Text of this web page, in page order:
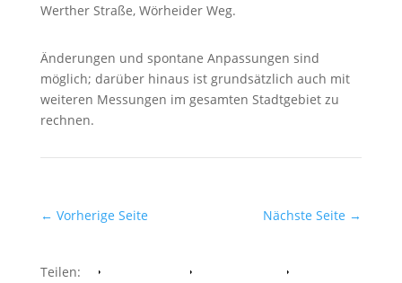
Werther Straße, Wörheider Weg.
Änderungen und spontane Anpassungen sind
möglich; darüber hinaus ist grundsätzlich auch mit
weiteren Messungen im gesamten Stadtgebiet zu
rechnen.
← Vorherige Seite Nächste Seite →
Teilen: Facebook Whatsapp Twitter